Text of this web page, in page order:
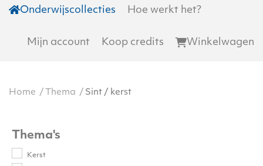
Onderwijscollecties Hoe werkt het?
Mijn account Koop credits Winkelwagen
Home Thema Sint / kerst
Thema's
Kerst